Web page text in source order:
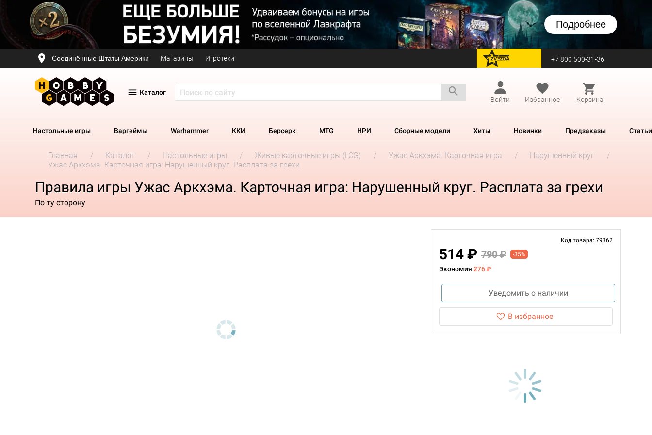
Подробнее
Соединённые Штаты Америки Магазины Игротеки перейти на Zvezda +7 800 500-31-36
Каталог
Войти
Избранное Корзина
Настольные игры Варгеймы Warhammer ККИ Берсерк MTG НРИ Сборные модели Хиты Новинки Предзаказы Статьи
Главная Каталог Настольные игры Живые карточные игры (LCG) Ужас Аркхэма. Карточная игра
Нарушенный круг
Ужас Аркхэма. Карточная игра: Нарушенный круг. Расплата за грехи
Правила игры Ужас Аркхэма. Карточная игра: Нарушенный круг. Расплата за грехи
По ту сторону
Код товара: 79362
514 ₽ 790 ₽ -35%
Экономия 276 ₽
Уведомить о наличии
В избранное